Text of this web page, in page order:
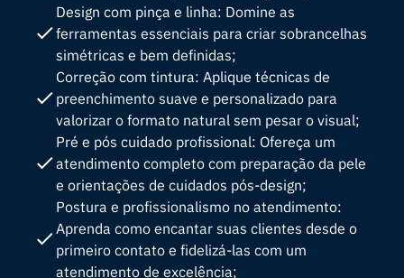
Design com pinça e linha: Domine as
ferramentas essenciais para criar sobrancelhas
simétricas e bem definidas;
Correção com tintura: Aplique técnicas de
preenchimento suave e personalizado para
valorizar o formato natural sem pesar o visual;
Pré e pós cuidado profissional: Ofereça um
atendimento completo com preparação da pele
e orientações de cuidados pós-design;
Postura e profissionalismo no atendimento:
Aprenda como encantar suas clientes desde o
primeiro contato e fidelizá-las com um
atendimento de excelência;